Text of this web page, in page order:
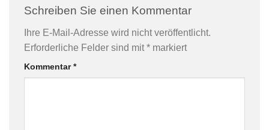
Schreiben Sie einen Kommentar
Ihre E-Mail-Adresse wird nicht veröffentlicht.
Erforderliche Felder sind mit* markiert
Kommentar*